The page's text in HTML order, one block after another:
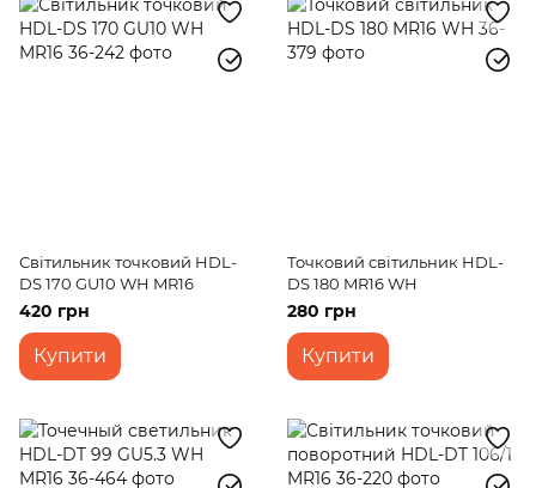
Світильник точковий HDL-
DS 170 GU10 WH MR16
420 грн
Купити
Точковий світильник HDL-
DS 180 MR16 WH
280 грн
Купити